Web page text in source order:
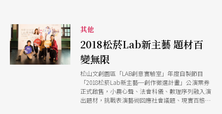
其他
2018松菸Lab新主藝 題材百
變無限
松山文創園區「LAB創意實驗室」年度自製節目
「2018松菸Lab新主藝─創作徵選計畫」公演票券
正式啟售，小農心聲、法會科儀、數理序列融入演
出題材，挑戰表演藝術回應社會議題、現實百態的